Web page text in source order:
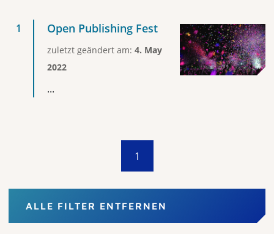
Open Publishing Fest
zuletzt geändert am: 4. May
2022
...
1
ALLE FILTER ENTFERNEN